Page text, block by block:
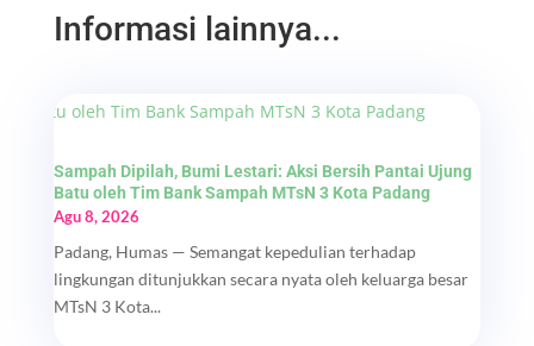
Informasi lainnya...
Sampah Dipilah, Bumi Lestari: Aksi Bersih Pantai Ujung
Batu oleh Tim Bank Sampah MTsN 3 Kota Padang
Agu 8, 2026
Padang, Humas — Semangat kepedulian terhadap
lingkungan ditunjukkan secara nyata oleh keluarga besar
MTsN 3 Kota...